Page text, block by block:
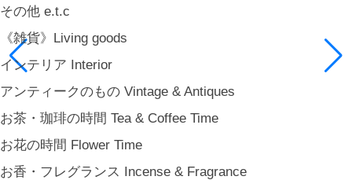
その他 e.t.c
《雑貨》Living goods
インテリア Interior
アンティークのもの Vintage & Antiques
お茶・珈琲の時間 Tea & Coffee Time
お花の時間 Flower Time
お香・フレグランス Incense & Fragrance